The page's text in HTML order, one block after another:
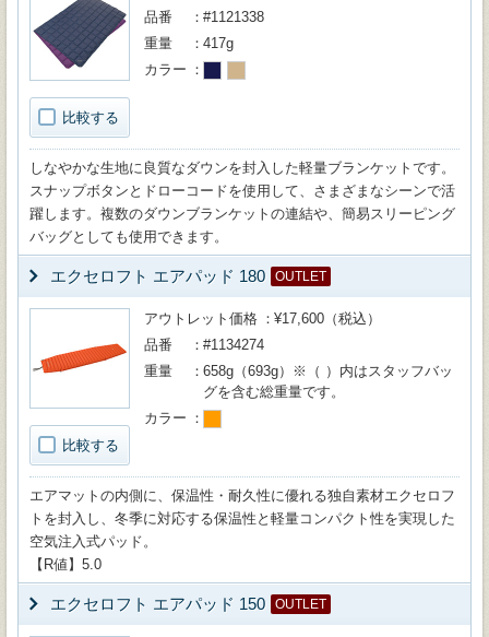
比較する
品番
#1121338
重量
417g
カラー
しなやかな生地に良質なダウンを封入した軽量ブランケットです。
スナップボタンとドローコードを使用して、さまざまなシーンで活
躍します。複数のダウンブランケットの連結や、簡易スリーピング
バッグとしても使用できます。
エクセロフト エアパッド 180 OUTLET
比較する
アウトレット価格
¥17,600（税込）
品番
#1134274
重量
658g（693g）※（ ）内はスタッフバッ
グを含む総重量です。
カラー
エアマットの内側に、保温性・耐久性に優れる独自素材エクセロフ
トを封入し、冬季に対応する保温性と軽量コンパクト性を実現した
空気注入式パッド。
【R値】5.0
エクセロフト エアパッド 150 OUTLET